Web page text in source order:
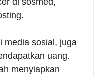
di sosmed,
media sosial, juga
uang.
menyiapkan